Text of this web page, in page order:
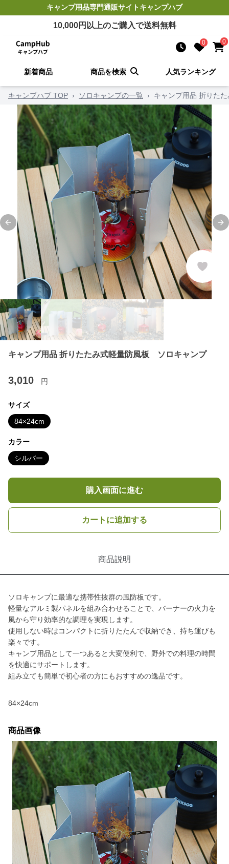
キャンプ用品専門通販サイトキャンプハブ
10,000円以上のご購入で送料無料
0 0
新着商品 商品を検索 人気ランキング
キャンプハブ TOP › ソロキャンプの一覧 › キャンプ用品 折りた
Previous slide
キャンプ用品 折りたたみ式軽量防風板 ソロキャンプ
3,010 円
サイズ
84×24cm
カラー
シルバー
購入画面に進む
カートに追加する
商品説明
ソロキャンプに最適な携帯性抜群の風防板です。
軽量なアルミ製パネルを組み合わせることで、バーナーの火力を
風から守り効率的な調理を実現します。
使用しない時はコンパクトに折りたたんで収納でき、持ち運びも
楽々です。
キャンプ用品として一つあると大変便利で、野外での料理の時間
を快適にサポートします。
組み立ても簡単で初心者の方にもおすすめの逸品です。
84×24cm
商品画像